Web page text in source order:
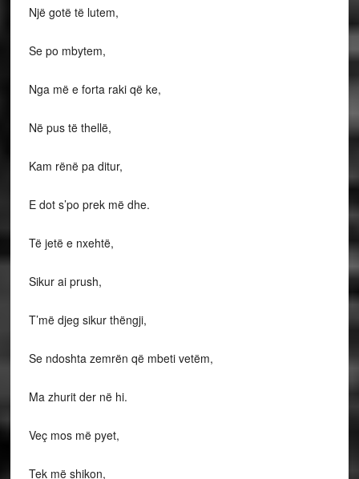
Një gotë të lutem,
Se po mbytem,
Nga më e forta raki që ke,
Në pus të thellë,
Kam rënë pa ditur,
E dot s’po prek më dhe.
Të jetë e nxehtë,
Sikur ai prush,
T’më djeg sikur thëngji,
Se ndoshta zemrën që mbeti vetëm,
Ma zhurit der në hi.
Veç mos më pyet,
Tek më shikon,